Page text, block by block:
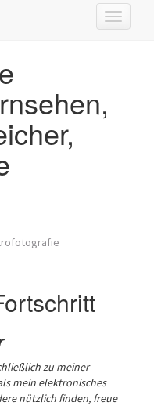
T
o
zu meiner
mein elektronisches
nützlich finden, freue